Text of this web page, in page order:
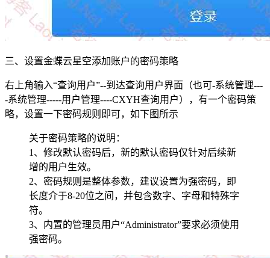
三、设置金蝶云星空添加账户的密码策略
右上角输入“查询用户”--到达查询用户界面（也可-系统管理---
-系统管理-----用户管理----CXYH查询用户），有一个密码策
略，设置一下密码规则即可，如下图所示
关于密码策略的说明：
1、修改默认密码后，新的默认密码仅针对后续新
增的用户生效。
2、密码规则是整体参数，建议设置为强密码，即
长度介于8-20位之间，并包含数字、字母和特殊字
符。
3、内置的管理员用户“Administrator”要求必须使用
强密码。